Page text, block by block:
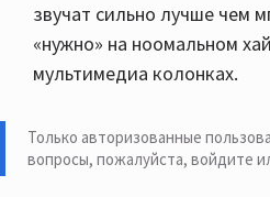
звучат сильно лучше чем
«нужно» на ноомальном
мультимедиа колонках.
Только авторизованные
вопросы, пожалуйста, войдите